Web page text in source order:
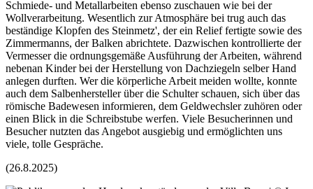
Schmiede- und Metallarbeiten ebenso zuschauen wie bei der
Wollverarbeitung. Wesentlich zur Atmosphäre bei trug auch das
beständige Klopfen des Steinmetz', der ein Relief fertigte sowie des
Zimmermanns, der Balken abrichtete. Dazwischen kontrollierte der
Vermesser die ordnungsgemäße Ausführung der Arbeiten, während
nebenan Kinder bei der Herstellung von Dachziegeln selber Hand
anlegen durften. Wer die körperliche Arbeit meiden wollte, konnte
auch dem Salbenhersteller über die Schulter schauen, sich über das
römische Badewesen informieren, dem Geldwechsler zuhören oder
einen Blick in die Schreibstube werfen. Viele Besucherinnen und
Besucher nutzten das Angebot ausgiebig und ermöglichten uns
viele, tolle Gespräche.
(26.8.2025)